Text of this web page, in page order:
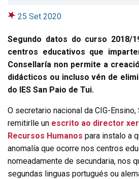
25 Set 2020
Segundo datos do curso 2018/
centros educativos que
Consellaría non permite a
didácticos ou incluso vén de
do IES San Paio de Tui.
O secretario nacional da CIG-
remitirlle un escrito ao director
Recursos Humanos para instalo a
anomalía que ocorre nos centros
nomeadamente de secundaria, nos
segundas linguas portugués ou